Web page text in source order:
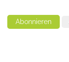
Abonnieren